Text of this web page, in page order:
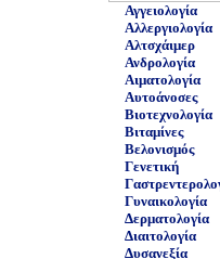
Αγγειολογία
Αλλεργιολογία
Αλτσχάιμερ
Ανδρολογία
Αιματολογία
Αυτοάνοσες
Βιοτεχνολογία
Βιταμίνες
Βελονισμός
Γενετική
Γυναικολογία
Δερματολογία
Διαιτολογία
Δυσανεξία